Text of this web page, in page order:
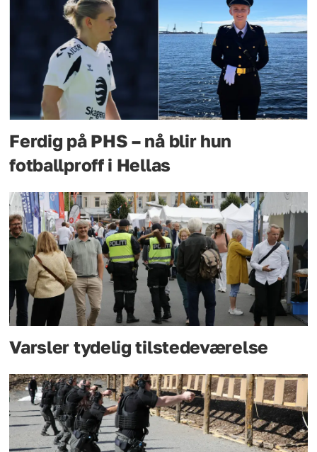
Ferdig på PHS – nå blir hun
fotballproff i Hellas
Varsler tydelig tilstedeværelse